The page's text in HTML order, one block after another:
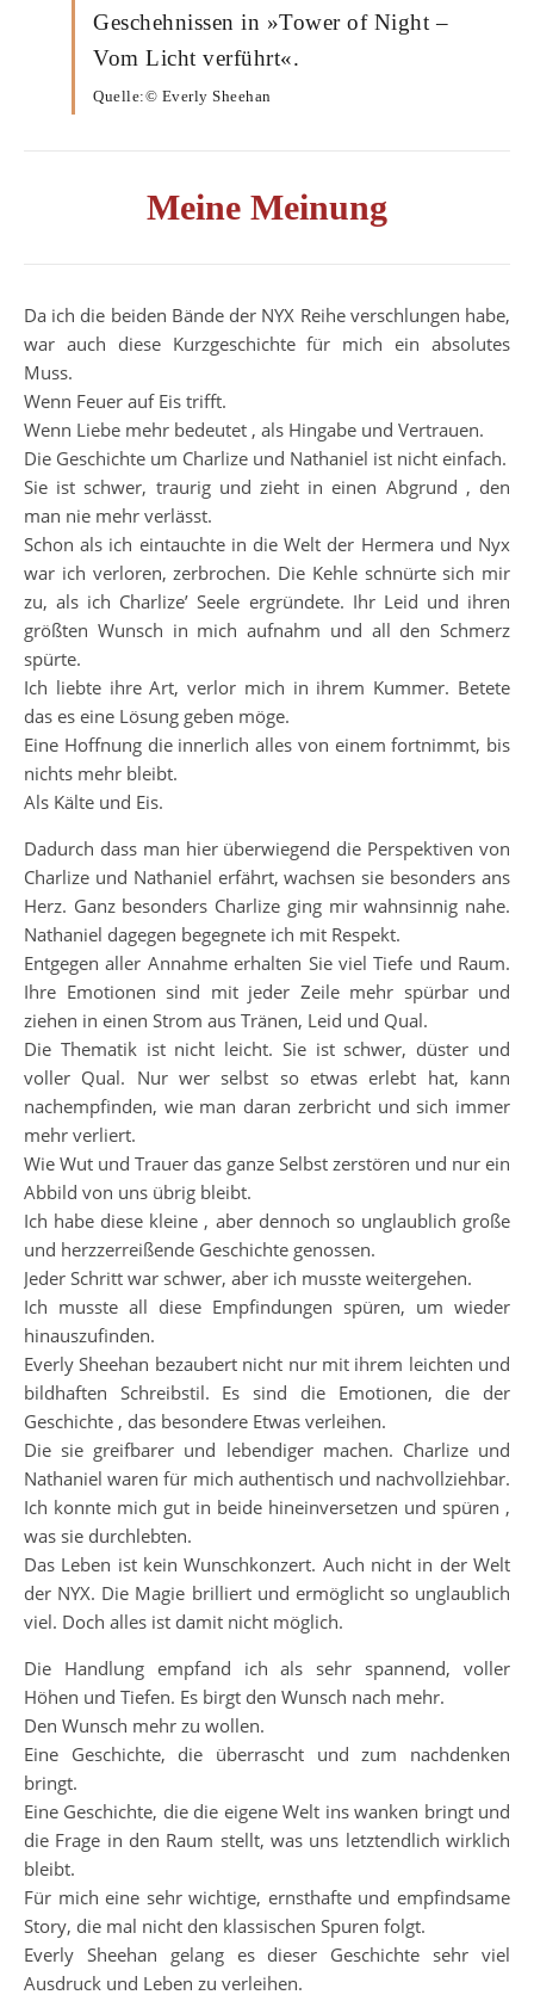
Geschehnissen in »Tower of Night –
Vom Licht verführt«.
Quelle:© Everly Sheehan
Meine Meinung
Da ich die beiden Bände der NYX Reihe verschlungen habe,
war auch diese Kurzgeschichte für mich ein absolutes
Muss.
Wenn Feuer auf Eis trifft.
Wenn Liebe mehr bedeutet , als Hingabe und Vertrauen.
Die Geschichte um Charlize und Nathaniel ist nicht einfach.
Sie ist schwer, traurig und zieht in einen Abgrund , den
man nie mehr verlässt.
Schon als ich eintauchte in die Welt der Hermera und Nyx
war ich verloren, zerbrochen. Die Kehle schnürte sich mir
zu, als ich Charlize’ Seele ergründete. Ihr Leid und ihren
größten Wunsch in mich aufnahm und all den Schmerz
spürte.
Ich liebte ihre Art, verlor mich in ihrem Kummer. Betete
das es eine Lösung geben möge.
Eine Hoffnung die innerlich alles von einem fortnimmt, bis
nichts mehr bleibt.
Als Kälte und Eis.
Dadurch dass man hier überwiegend die Perspektiven von
Charlize und Nathaniel erfährt, wachsen sie besonders ans
Herz. Ganz besonders Charlize ging mir wahnsinnig nahe.
Nathaniel dagegen begegnete ich mit Respekt.
Entgegen aller Annahme erhalten Sie viel Tiefe und Raum.
Ihre Emotionen sind mit jeder Zeile mehr spürbar und
ziehen in einen Strom aus Tränen, Leid und Qual.
Die Thematik ist nicht leicht. Sie ist schwer, düster und
voller Qual. Nur wer selbst so etwas erlebt hat, kann
nachempfinden, wie man daran zerbricht und sich immer
mehr verliert.
Wie Wut und Trauer das ganze Selbst zerstören und nur ein
Abbild von uns übrig bleibt.
Ich habe diese kleine , aber dennoch so unglaublich große
und herzzerreißende Geschichte genossen.
Jeder Schritt war schwer, aber ich musste weitergehen.
Ich musste all diese Empfindungen spüren, um wieder
hinauszufinden.
Everly Sheehan bezaubert nicht nur mit ihrem leichten und
bildhaften Schreibstil. Es sind die Emotionen, die der
Geschichte , das besondere Etwas verleihen.
Die sie greifbarer und lebendiger machen. Charlize und
Nathaniel waren für mich authentisch und nachvollziehbar.
Ich konnte mich gut in beide hineinversetzen und spüren ,
was sie durchlebten.
Das Leben ist kein Wunschkonzert. Auch nicht in der Welt
der NYX. Die Magie brilliert und ermöglicht so unglaublich
viel. Doch alles ist damit nicht möglich.
Die Handlung empfand ich als sehr spannend, voller
Höhen und Tiefen. Es birgt den Wunsch nach mehr.
Den Wunsch mehr zu wollen.
Eine Geschichte, die überrascht und zum nachdenken
bringt.
Eine Geschichte, die die eigene Welt ins wanken bringt und
die Frage in den Raum stellt, was uns letztendlich wirklich
bleibt.
Für mich eine sehr wichtige, ernsthafte und empfindsame
Story, die mal nicht den klassischen Spuren folgt.
Everly Sheehan gelang es dieser Geschichte sehr viel
Ausdruck und Leben zu verleihen.